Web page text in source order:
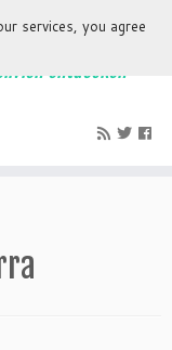
entdecken
services, you agree